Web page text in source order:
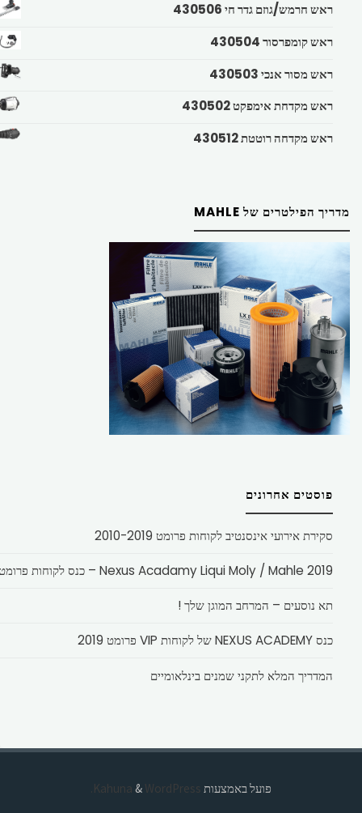
ראש חרמש/גוזם גדר חי 430506
ראש קומפרסור 430504
ראש מסור אנכי 430503
ראש מקדחת אימפקט 430502
ראש מקדחה רוטטת 430512
מדריך הפילטרים של MAHLE
פוסטים אחרונים
סקירת אירועי אינסנטיב לקוחות פרומט 2010-2019
Nexus Acadamy Liqui Moly / Mahle 2019 – כנס לקוחות פרומט
תא נוסעים – המרחב המוגן שלך !
כנס NEXUS ACADEMY של לקוחות VIP פרומט 2019
המדריך המלא לתקני שמנים בינלאומיים
פועל באמצעות & WordPress.